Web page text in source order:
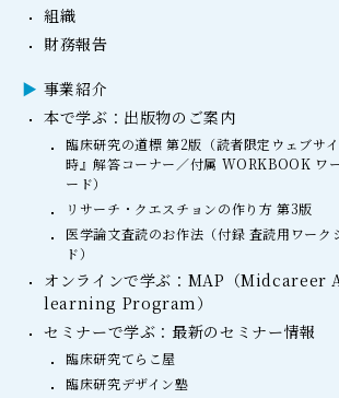
組織
財務報告
事業紹介
本で学ぶ：出版物のご案内
臨床研究の道標 第2版（読者限定ウェブサ
時』解答コーナー／付属 WORKBOOK ワ
ード）
リサーチ・クエスチョンの作り方 第3版
医学論文査読のお作法（付録 査読用ワーク
ド）
オンラインで学ぶ：MAP（Midcareer
learning Program）
セミナーで学ぶ：最新のセミナー情報
臨床研究てらこ屋
臨床研究デザイン塾